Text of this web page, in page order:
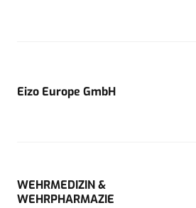
Eizo Europe GmbH
WEHRMEDIZIN &
WEHRPHARMAZIE